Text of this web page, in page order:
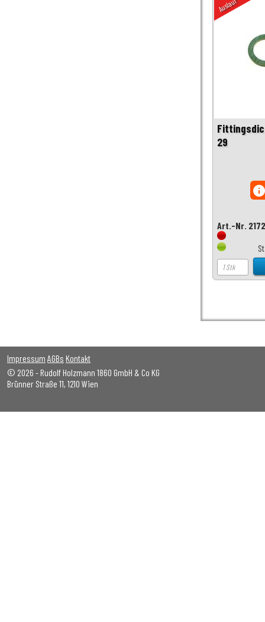
Auslauf
29
Art.-Nr.
Impressum AGBs Kontakt
© 2026 - Rudolf Holzmann 1860 GmbH & Co KG
Brünner Straße 11, 1210 Wien